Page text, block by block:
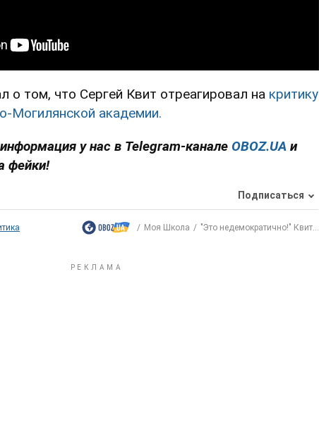
о том, что Сергей Квит отреагировал на критику
Могилянской академии.
у нас в Telegram-канале OBOZ.UA и
фейки!
Подписаться
Моя Школа "Это недемократично!" Квит...